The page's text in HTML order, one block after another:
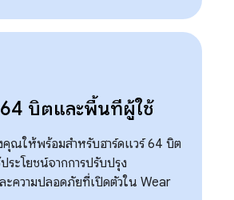
64 บิตและพื้นที่ผู้ใช้
คุณให้พร้อมสำหรับฮาร์ดแวร์ 64 บิต
ระโยชน์จากการปรับปรุง
ะความปลอดภัยที่เปิดตัวใน Wear